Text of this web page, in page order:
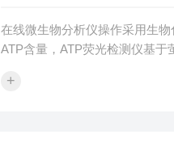
在线微生物分析仪操作采用生物
ATP含量，ATP荧光检测仪基于
检测原理，利用“荧光素酶—荧光
+